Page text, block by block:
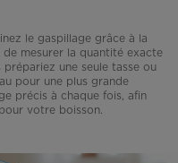
le gaspillage grâce à la
mesurer la quantité exacte
une seule tasse ou
pour une plus grande
précis à chaque fois, afin
votre boisson.